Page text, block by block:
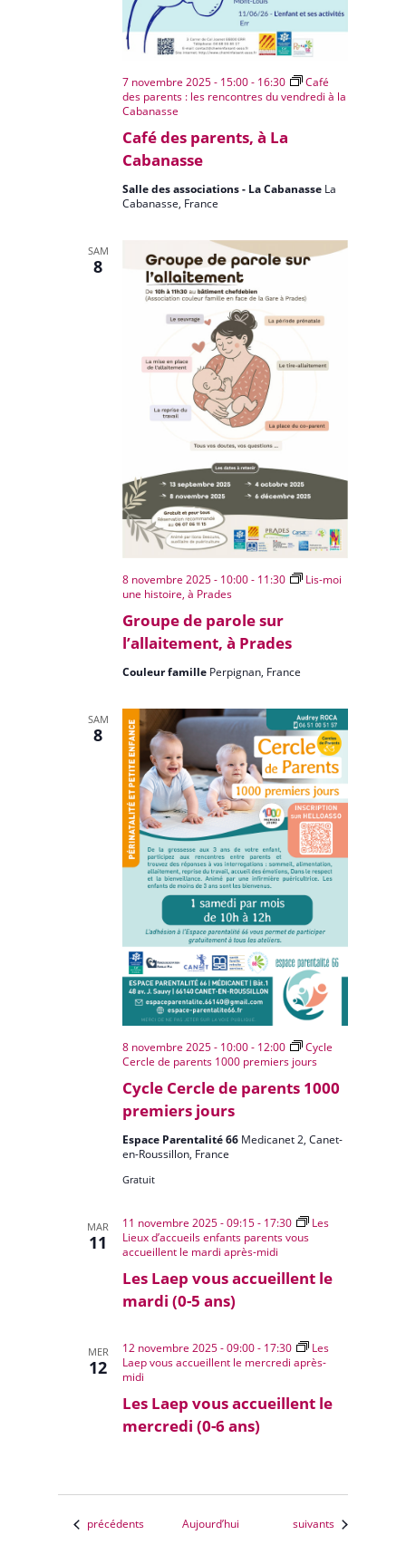
Café des parents, à La
Cabanasse
7 novembre 2025 - 15:00- 16:30
Café
des parents : les rencontres du vendredi à la
Cabanasse
Salle des associations - La Cabanasse La
Cabanasse, France
SAM
8
Groupe de parole sur
l’allaitement, à Prades
8 novembre 2025 - 10:00- 11:30
Lis-moi
une histoire, à Prades
Couleur famille Perpignan, France
SAM
8
Cycle Cercle de parents 1000
premiers jours
8 novembre 2025 - 10:00- 12:00
Cycle
Cercle de parents 1000 premiers jours
Espace Parentalité 66 Medicanet 2, Canet-
en-Roussillon, France
Gratuit
MAR
11
Les Laep vous accueillent le
mardi (0-5 ans)
11 novembre 2025 - 09:15- 17:30
Les
Lieux d’accueils enfants parents vous
accueillent le mardi après-midi
MER
12
Les Laep vous accueillent le
mercredi (0-6 ans)
12 novembre 2025 - 09:00- 17:30
Les
Laep vous accueillent le mercredi après-
midi
Évènements
précédents Aujourd’hui Évènements
suivants